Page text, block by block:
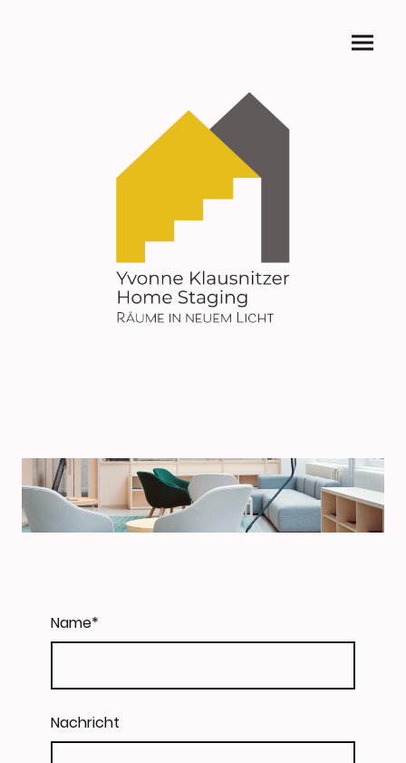
Name*
Nachricht